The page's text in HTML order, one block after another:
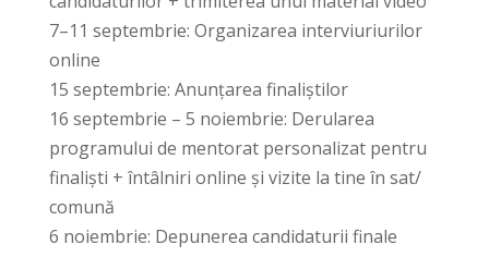
7–11 septembrie: Organizarea interviuriurilor
online
15 septembrie: Anunțarea finaliștilor
16 septembrie – 5 noiembrie: Derularea
programului de mentorat personalizat pentru
finaliști + întâlniri online și vizite la tine în sat/
comună
6 noiembrie: Depunerea candidaturii finale